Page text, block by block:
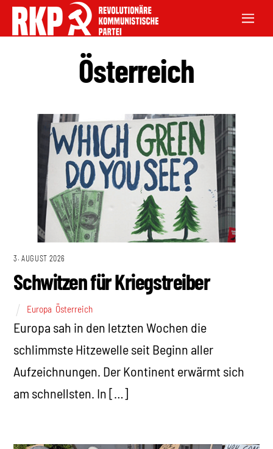
Österreich
3. AUGUST 2026
Schwitzen für Kriegstreiber
Europa Österreich
Europa sah in den letzten Wochen die
schlimmste Hitzewelle seit Beginn aller
Aufzeichnungen. Der Kontinent erwärmt sich
am schnellsten. In […]